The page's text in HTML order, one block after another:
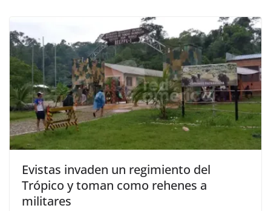
Evistas invaden un regimiento del
Trópico y toman como rehenes a
militares